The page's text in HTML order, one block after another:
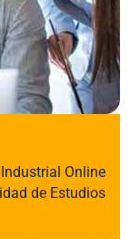
Industrial Online
de Estudios